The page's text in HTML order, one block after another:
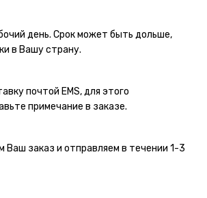
день. Срок может быть дольше,
в Вашу страну.
почтой EMS, для этого
примечание в заказе.
Ваш заказ и отправляем в течении 1-3